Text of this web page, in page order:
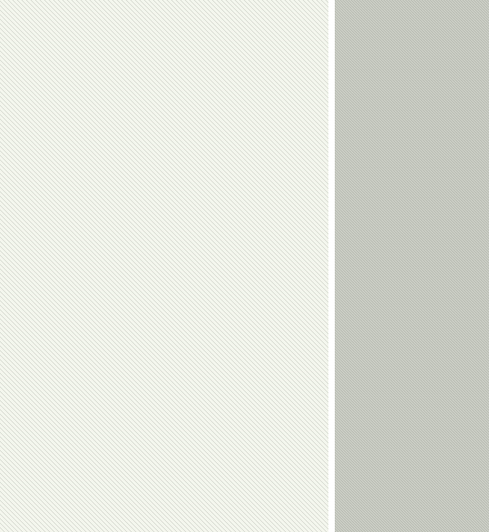
Никита
Нагорный
Ангелина
Мельникова
Виктория
Комова
Анатолий
Ионов
Владимир
Юрзинов-
старший
Анжела
Фоменко
Наталья
Ярыгина
Сергей
Соловейчик
Дзамболат
Тедеев
Эльмира
Мирзоева
Алексей
Свирин
Николай
Макаров
Эцио
Гамба
Людмила
Марунова
Алексей
Козин